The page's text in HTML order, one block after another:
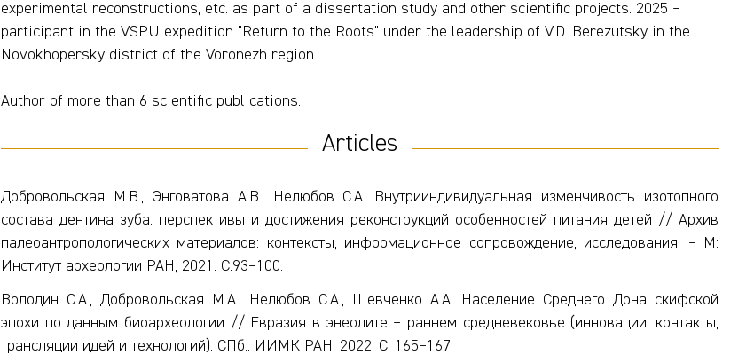
experimental reconstructions, etc. as part of a dissertation study and other scientific projects. 2025 –
participant in the VSPU expedition "Return to the Roots" under the leadership of V.D. Berezutsky in the
Novokhopersky district of the Voronezh region.
Author of more than 6 scientific publications.
Articles
Добровольская М.В., Энговатова А.В., Нелюбов С.А. Внутрииндивидуальная изменчивость изотопного
состава дентина зуба: перспективы и достижения реконструкций особенностей питания детей // Архив
палеоантропологических материалов: контексты, информационное сопровождение, исследования. – М:
Институт археологии РАН, 2021. С.93–100.
Володин С.А., Добровольская М.А., Нелюбов С.А., Шевченко А.А. Население Среднего Дона скифской
эпохи по данным биоархеологии // Евразия в энеолите – раннем средневековье (инновации, контакты,
трансляции идей и технологий). СПб.: ИИМК РАН, 2022. С. 165–167.